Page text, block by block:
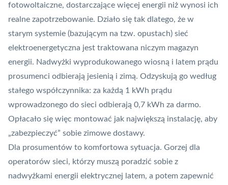
fotowoltaiczne, dostarczające więcej energii niż wynosi ich
realne zapotrzebowanie. Działo się tak dlatego, że w
starym systemie (bazującym na tzw. opustach) sieć
elektroenergetyczna jest traktowana niczym magazyn
energii. Nadwyżki wyprodukowanego wiosną i latem prądu
prosumenci odbierają jesienią i zimą. Odzyskują go według
stałego współczynnika: za każdą 1 kWh prądu
wprowadzonego do sieci odbierają 0,7 kWh za darmo.
Opłacało się więc montować jak największą instalację, aby
„zabezpieczyć” sobie zimowe dostawy.
Dla prosumentów to komfortowa sytuacja. Gorzej dla
operatorów sieci, którzy muszą poradzić sobie z
nadwyżkami energii elektrycznej latem, a potem zapewnić